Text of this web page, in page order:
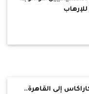
للإرهاب
إلى القاهرة..